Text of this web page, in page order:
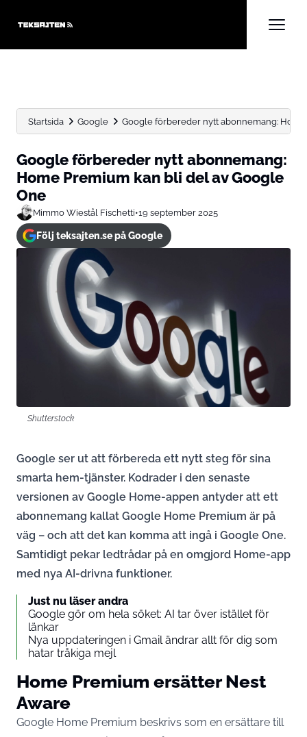
Startsida Google Google förbereder nytt abonnemang: Home
Google förbereder nytt abonnemang:
Home Premium kan bli del av Google
One
Mimmo Wiestål Fischetti•19 september 2025
Följ teksajten.se på Google
Shutterstock
Google ser ut att förbereda ett nytt steg för sina
smarta hem-tjänster. Kodrader i den senaste
versionen av Google Home-appen antyder att ett
abonnemang kallat Google Home Premium är på
väg – och att det kan komma att ingå i Google One.
Samtidigt pekar ledtrådar på en omgjord Home-app
med nya AI-drivna funktioner.
Just nu läser andra
Google gör om hela söket: AI tar över istället för
länkar
Nya uppdateringen i Gmail ändrar allt för dig som
hatar tråkiga mejl
Home Premium ersätter Nest
Aware
Google Home Premium beskrivs som en ersättare till